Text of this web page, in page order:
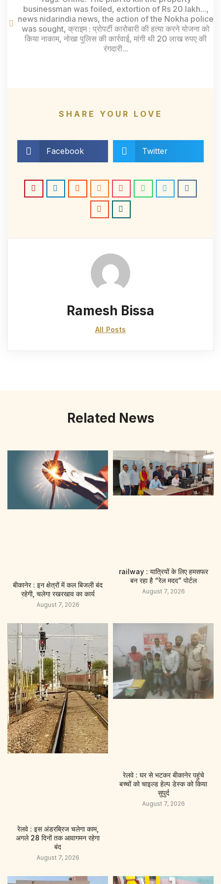
businessman was foiled, extortion of Rs 20 lakh...,
news nidarindia news,the action of the Nokha police
was sought, क्राइम : प्रोपर्टी कारोबारी की हत्या करने योजना को
किया नाकाम, नोखा पुलिस की कार्रवाई, मांगी थी 20 लाख रुपए की
रंगदारी...
SHARE YOUR LOVE
Facebook Twitter
Ramesh Bissa
All Posts
Related News
बीकानेर : इन क्षेत्रों में कल बिजली बंद
रहेगी, चलेगा रखरखाव का कार्य
August 7, 2026
railway : यात्रियों के लिए हमसफर
बन रहा है “रेल मदद” पाेर्टल
August 7, 2026
रेलवे : इस अंडरब्रिज चलेगा काम,
अगले 28 दिनों तक आवागमन रहेगा
बंद
August 7, 2026
रेलवे : घर से भटकर बीकानेर पहुंचे
बच्चों को चाइल्ड हेल्प डेस्क को किया
सुपुर्द
August 7, 2026